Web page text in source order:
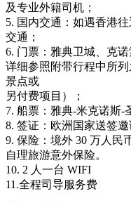
及专业外籍司机；
5. 国内交通：如遇香港
交通；
6. 门票：雅典卫城、克
详细参照附带行程中所
景点或
另付费项目）；
7. 船票：雅典-米克诺斯-
8. 签证：欧洲国家送签
9. 保险：境外 30 万人民
自理旅游意外保险。
10. 2 人一台 WIFI
11.全程司导服务费